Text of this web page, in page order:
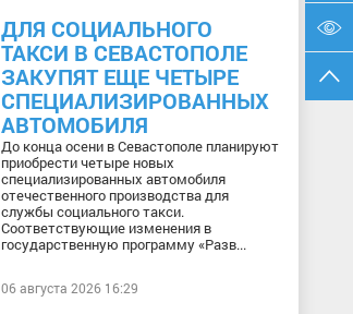
ДЛЯ СОЦИАЛЬНОГО
ТАКСИ В СЕВАСТОПОЛЕ
ЗАКУПЯТ ЕЩЕ ЧЕТЫРЕ
СПЕЦИАЛИЗИРОВАННЫХ
АВТОМОБИЛЯ
До конца осени в Севастополе планируют
приобрести четыре новых
специализированных автомобиля
отечественного производства для
службы социального такси.
Соответствующие изменения в
государственную программу «Разв...
06 августа 2026 16:29